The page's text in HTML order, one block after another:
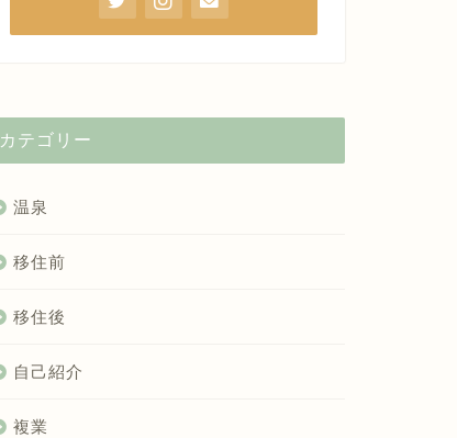
カテゴリー
温泉
移住前
移住後
自己紹介
複業